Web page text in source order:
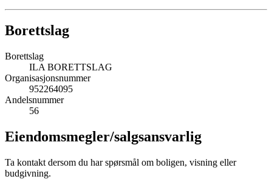
Borettslag
Borettslag
ILA BORETTSLAG
Organisasjonsnummer
952264095
Andelsnummer
56
Eiendomsmegler/salgsansvarlig
Ta kontakt dersom du har spørsmål om boligen, visning eller
budgivning.